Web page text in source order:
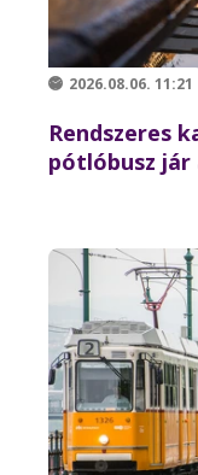
2026.08.06. 11:21
Rendszeres
pótlóbusz